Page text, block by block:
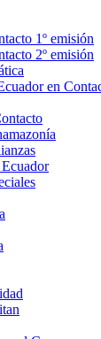
1º emisión
2º emisión
en